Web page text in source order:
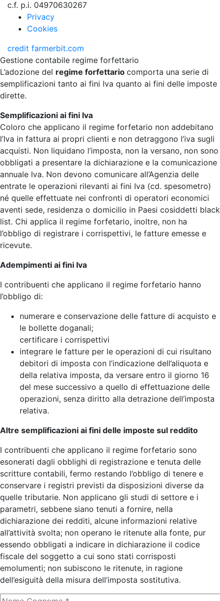
c.f. p.i. 04970630267
Privacy
Cookies
credit farmerbit.com
Gestione contabile regime forfettario
L’adozione del regime forfettario comporta una serie di
semplificazioni tanto ai fini Iva quanto ai fini delle imposte
dirette.
Semplificazioni ai fini Iva
Coloro che applicano il regime forfetario non addebitano
l’Iva in fattura ai propri clienti e non detraggono l’iva sugli
acquisti. Non liquidano l’imposta, non la versano, non sono
obbligati a presentare la dichiarazione e la comunicazione
annuale Iva. Non devono comunicare all’Agenzia delle
entrate le operazioni rilevanti ai fini Iva (cd. spesometro)
né quelle effettuate nei confronti di operatori economici
aventi sede, residenza o domicilio in Paesi cosiddetti black
list. Chi applica il regime forfetario, inoltre, non ha
l’obbligo di registrare i corrispettivi, le fatture emesse e
ricevute.
Adempimenti ai fini Iva
I contribuenti che applicano il regime forfetario hanno
l’obbligo di:
numerare e conservazione delle fatture di acquisto e
le bollette doganali;
certificare i corrispettivi
integrare le fatture per le operazioni di cui risultano
debitori di imposta con l’indicazione dell’aliquota e
della relativa imposta, da versare entro il giorno 16
del mese successivo a quello di effettuazione delle
operazioni, senza diritto alla detrazione dell’imposta
relativa.
Altre semplificazioni ai fini delle imposte sul reddito
I contribuenti che applicano il regime forfetario sono
esonerati dagli obblighi di registrazione e tenuta delle
scritture contabili, fermo restando l’obbligo di tenere e
conservare i registri previsti da disposizioni diverse da
quelle tributarie. Non applicano gli studi di settore e i
parametri, sebbene siano tenuti a fornire, nella
dichiarazione dei redditi, alcune informazioni relative
all’attività svolta; non operano le ritenute alla fonte, pur
essendo obbligati a indicare in dichiarazione il codice
fiscale del soggetto a cui sono stati corrisposti
emolumenti; non subiscono le ritenute, in ragione
dell’esiguità della misura dell’imposta sostitutiva.